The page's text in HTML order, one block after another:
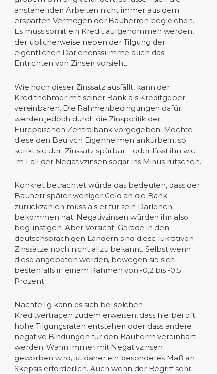
anstehenden Arbeiten nicht immer aus dem
ersparten Vermögen der Bauherren begleichen.
Es muss somit ein Kredit aufgenommen werden,
der üblicherweise neben der Tilgung der
eigentlichen Darlehenssumme auch das
Entrichten von Zinsen vorsieht.
Wie hoch dieser Zinssatz ausfällt, kann der
Kreditnehmer mit seiner Bank als Kreditgeber
vereinbaren. Die Rahmenbedingungen dafür
werden jedoch durch die Zinspolitik der
Europäischen Zentralbank vorgegeben. Möchte
diese den Bau von Eigenheimen ankurbeln, so
senkt sie den Zinssatz spürbar – oder lässt ihn wie
im Fall der Negativzinsen sogar ins Minus rutschen.
Konkret betrachtet würde das bedeuten, dass der
Bauherr später weniger Geld an die Bank
zurückzahlen muss als er für sein Darlehen
bekommen hat. Negativzinsen würden ihn also
begünstigen. Aber Vorsicht. Gerade in den
deutschsprachigen Ländern sind diese lukrativen
Zinssätze noch nicht allzu bekannt. Selbst wenn
diese angeboten werden, bewegen sie sich
bestenfalls in einem Rahmen von -0,2 bis -0,5
Prozent.
Nachteilig kann es sich bei solchen
Kreditverträgen zudem erweisen, dass hierbei oft
hohe Tilgungsraten entstehen oder dass andere
negative Bindungen für den Bauherrn vereinbart
werden. Wann immer mit Negativzinsen
geworben wird, ist daher ein besonderes Maß an
Skepsis erforderlich. Auch wenn der Begriff sehr